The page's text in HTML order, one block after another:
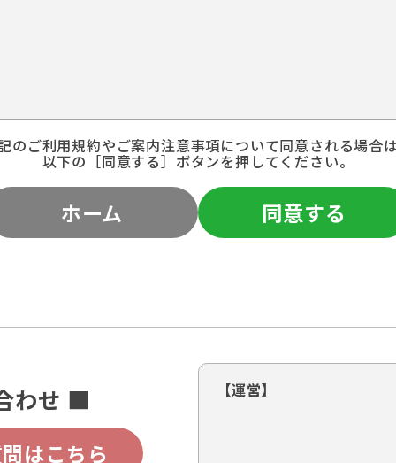
のご利用規約やご案内注意事項について同意される場合
以下の［同意する］ボタンを押してください。
ホーム 同意する
わせ ■
はこちら
【運営】